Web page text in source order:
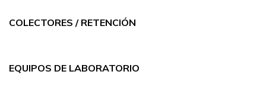
COLECTORES / RETENCIÓN
EQUIPOS DE LABORATORIO